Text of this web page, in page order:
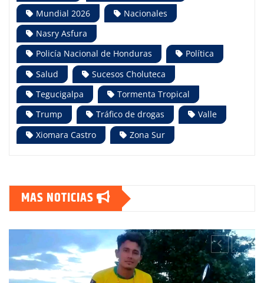
Mundial 2026
Nacionales
Nasry Asfura
Policía Nacional de Honduras
Política
Salud
Sucesos Choluteca
Tegucigalpa
Tormenta Tropical
Trump
Tráfico de drogas
Valle
Xiomara Castro
Zona Sur
MAS NOTICIAS